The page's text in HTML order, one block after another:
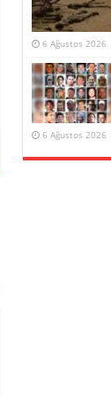
6 Ağustos 2026
6 Ağustos 2026